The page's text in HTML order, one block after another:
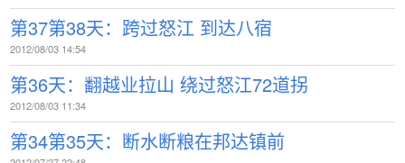
第37第38天：跨过怒江 到达八宿
2012/08/03 14:54
第36天：翻越业拉山 绕过怒江72道拐
2012/08/03 11:34
第34第35天：断水断粮在邦达镇前